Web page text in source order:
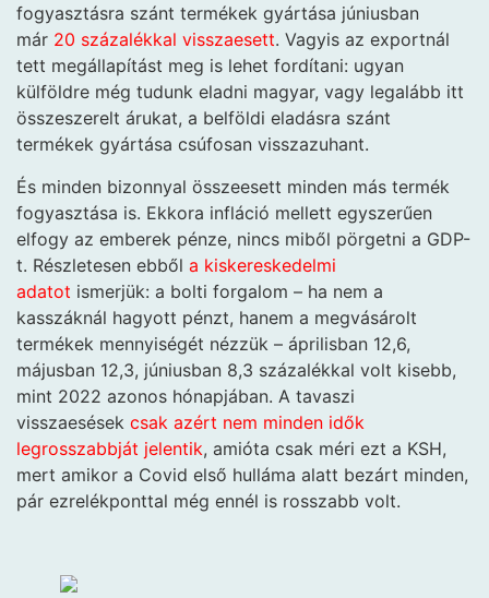
fogyasztásra szánt termékek gyártása júniusban
már 20 százalékkal visszaesett. Vagyis az exportnál
tett megállapítást meg is lehet fordítani: ugyan
külföldre még tudunk eladni magyar, vagy legalább itt
összeszerelt árukat, a belföldi eladásra szánt
termékek gyártása csúfosan visszazuhant.
És minden bizonnyal összeesett minden más termék
fogyasztása is. Ekkora infláció mellett egyszerűen
elfogy az emberek pénze, nincs miből pörgetni a GDP-
t. Részletesen ebből a kiskereskedelmi
adatot ismerjük: a bolti forgalom – ha nem a
kasszáknál hagyott pénzt, hanem a megvásárolt
termékek mennyiségét nézzük – áprilisban 12,6,
májusban 12,3, júniusban 8,3 százalékkal volt kisebb,
mint 2022 azonos hónapjában. A tavaszi
visszaesések csak azért nem minden idők
legrosszabbját jelentik, amióta csak méri ezt a KSH,
mert amikor a Covid első hulláma alatt bezárt minden,
pár ezrelékponttal még ennél is rosszabb volt.